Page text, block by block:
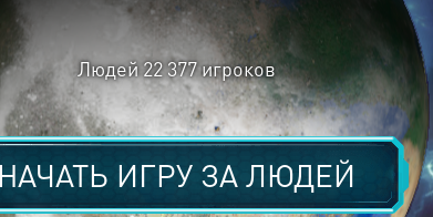
Людей 22 377игроков
НАЧАТЬ ИГРУ ЗАЛЮДЕЙ